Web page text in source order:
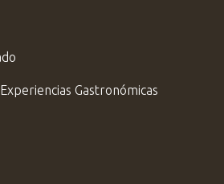
Gastronómicas